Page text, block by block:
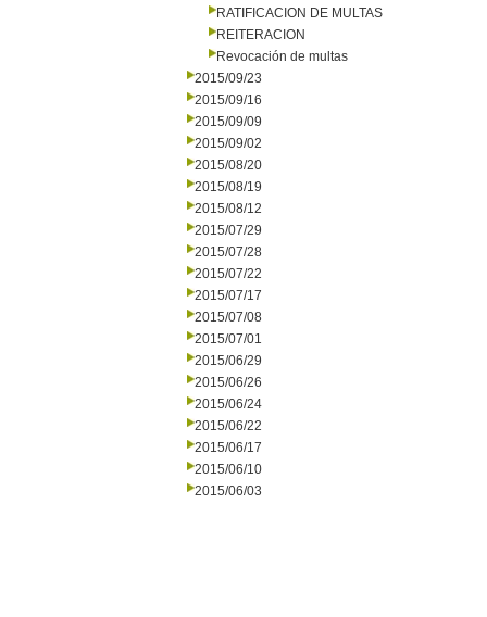
RATIFICACION DE MULTAS
REITERACION
Revocación de multas
2015/09/23
2015/09/16
2015/09/09
2015/09/02
2015/08/20
2015/08/19
2015/08/12
2015/07/29
2015/07/28
2015/07/22
2015/07/17
2015/07/08
2015/07/01
2015/06/29
2015/06/26
2015/06/24
2015/06/22
2015/06/17
2015/06/10
2015/06/03